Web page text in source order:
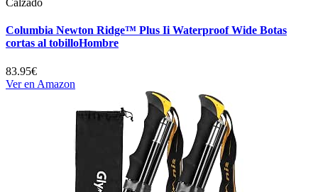
Calzado
Columbia Newton Ridge™ Plus Ii Waterproof Wide Botas
cortas al tobilloHombre
83.95€
Ver en Amazon